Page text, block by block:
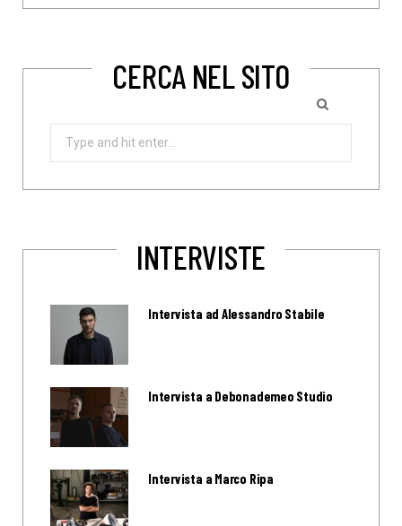
CERCA NEL SITO
Search
INTERVISTE
Intervista ad Alessandro Stabile
Intervista a Debonademeo Studio
Intervista a Marco Ripa